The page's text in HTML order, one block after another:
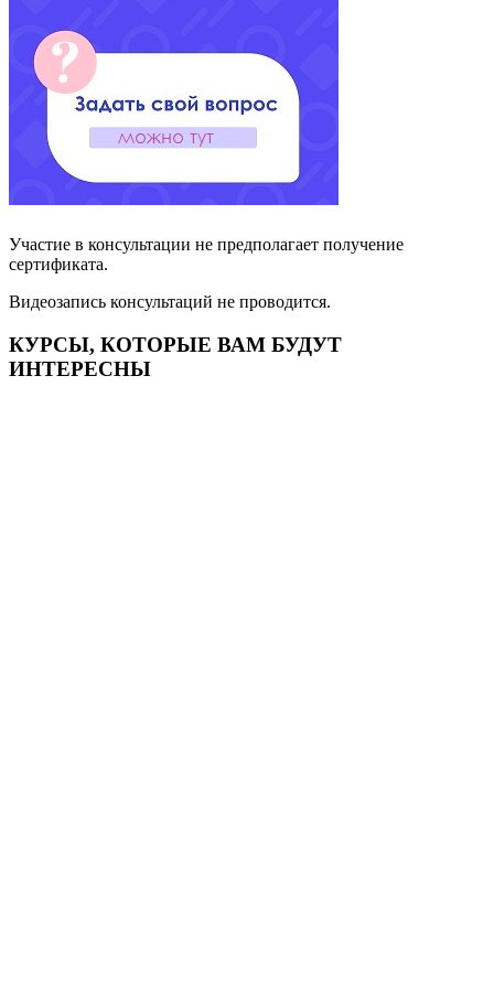
Участие в консультации не предполагает получение
сертификата.
Видеозапись консультаций не проводится.
КУРСЫ, КОТОРЫЕ ВАМ БУДУТ
ИНТЕРЕСНЫ